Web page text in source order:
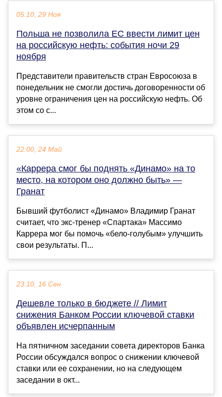
05:10, 29 Ноя
Польша не позволила ЕС ввести лимит цен
на российскую нефть: события ночи 29
ноября
Представители правительств стран Евросоюза в
понедельник не смогли достичь договоренности об
уровне ограничения цен на российскую нефть. Об
этом со с...
22:00, 24 Май
«Каррера смог бы поднять «Динамо» на то
место, на котором оно должно быть» —
Гранат
Бывший футболист «Динамо» Владимир Гранат
считает, что экс‑тренер «Спартака» Массимо
Каррера мог бы помочь «бело‑голубым» улучшить
свои результаты. П...
23:10, 16 Сен
Дешевле только в бюджете // Лимит
снижения Банком России ключевой ставки
объявлен исчерпанным
На пятничном заседании совета директоров Банка
России обсуждался вопрос о снижении ключевой
ставки или ее сохранении, но на следующем
заседании в окт...